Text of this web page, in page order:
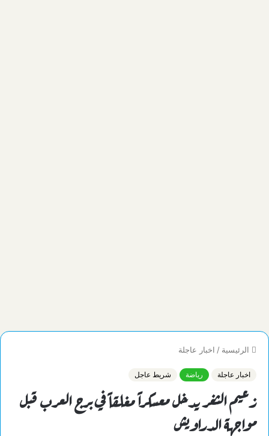
الرئيسية / اخبار عاجلة
اخبار عاجلة رياضة شريط عاجل
زعيم الثغر يدخل معسكراً مغلقاً في برج العرب قبل
مواجهة الدراويش